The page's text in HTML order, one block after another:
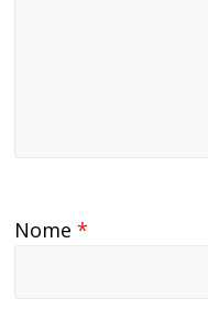
Nome*